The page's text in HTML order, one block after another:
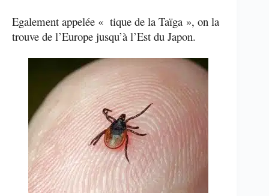
Egalement appelée « tique de la Taïga », on la
trouve de l’Europe jusqu’à l’Est du Japon.